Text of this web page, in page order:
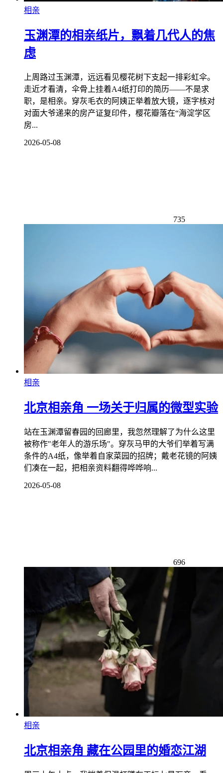
相亲
玉渊潭的相亲纸片，飘着几代人的焦
虑
上周路过玉渊潭，远远看见樱花树下支起一排彩虹伞。
走近才看清，伞骨上挂着A4纸打印的简历——不是求
职，是相亲。穿灰毛衣的阿姨正举着放大镜，逐字核对
对面大爷递来的房产证复印件，樱花瓣落在“海淀学区
房...
2026-05-08
735
相亲
北京相亲角 一场关于归属的微型实验
站在玉渊潭留春园的回廊里，我忽然理解了为什么这里
被称作"老年人的游乐场"。穿灰马甲的大爷们举着写满
条件的A4纸，像举着自家菜园的招牌；戴老花镜的阿姨
们凑在一起，把相亲资料翻得哗哗响...
2026-05-08
696
相亲
北京相亲角 藏在公园里的婚恋江湖